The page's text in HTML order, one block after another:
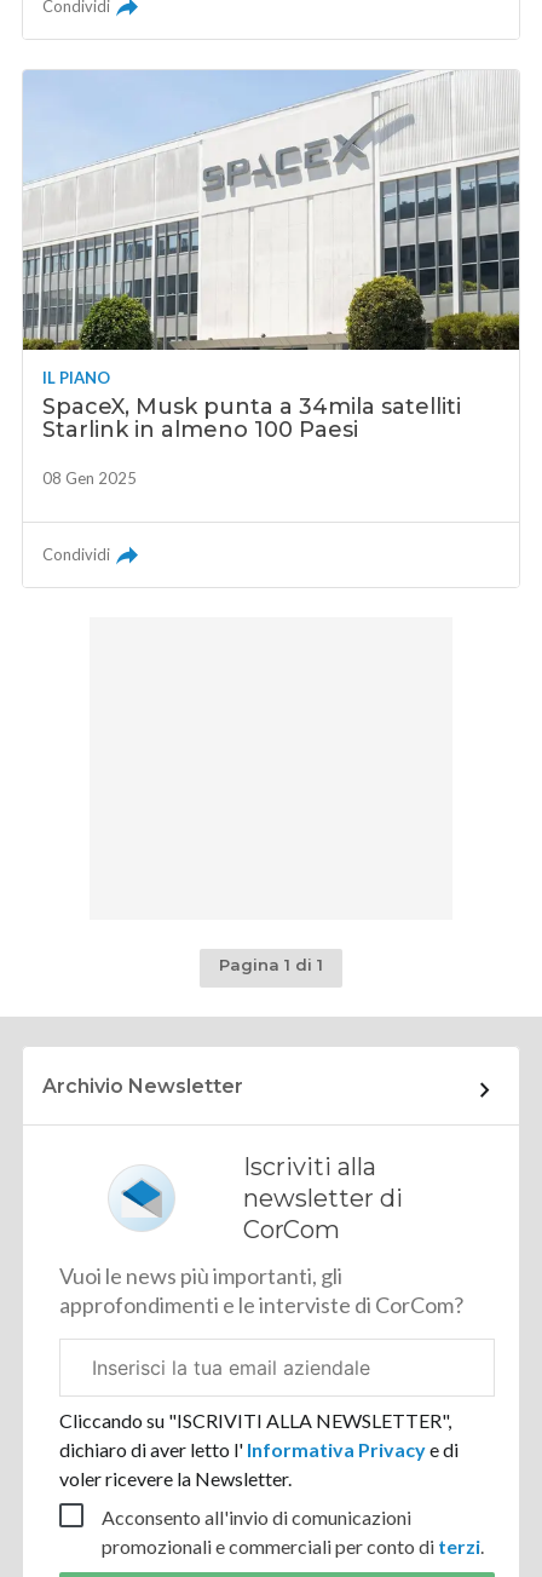
Condividi
IL PIANO
SpaceX, Musk punta a 34mila satelliti
Starlink in almeno 100 Paesi
08 Gen 2025
Condividi
Pagina 1 di 1
Archivio Newsletter
Iscriviti alla
newsletter di
CorCom
Vuoi le news più importanti, gli
approfondimenti e le interviste di CorCom?
aziendale
Cliccando su "ISCRIVITI ALLA NEWSLETTER",
dichiaro di aver letto l' Informativa Privacye di
voler ricevere la Newsletter.
Acconsento all'invio di comunicazioni
promozionali e commerciali per conto di terzi